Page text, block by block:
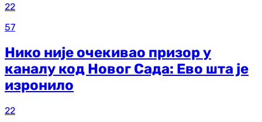
22
57
Нико није очекивао призор у
каналу код Новог Сада: Ево шта је
изронило
22